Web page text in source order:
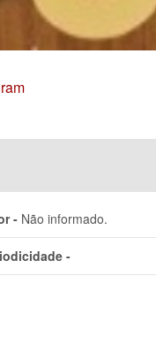
-Não informado.
-